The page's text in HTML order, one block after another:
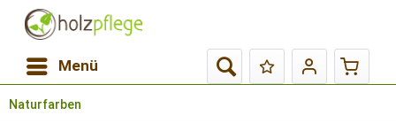
Menü
Naturfarben